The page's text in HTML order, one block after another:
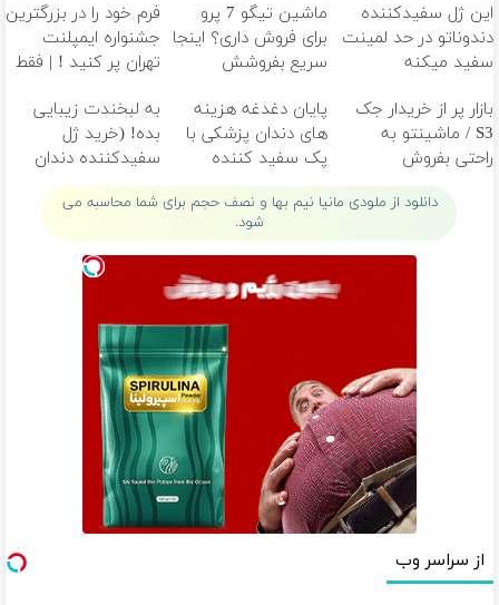
این ژل سفیدکننده
دندوناتو در حد لمینت
سفید میکنه
ماشین تیگو 7 پرو
برای فروش داری؟ اینجا
سریع بفروشش
فرم خود را در بزرگترین
جشنواره ایمپلنت
تهران پر کنید ! | فقط
بازار پر از خریدار جک
S3 / ماشینتو به
راحتی بفروش
پایان دغدغه هزینه
های دندان پزشکی با
پک سفید کننده
خانگی
به لبخندت زیبایی
بده! (خرید ژل
سفیدکننده دندان
با40%تخفیف)
دانلود از ملودی مانیا نیم بها و نصف حجم برای شما محاسبه می
شود.
از سراسر وب